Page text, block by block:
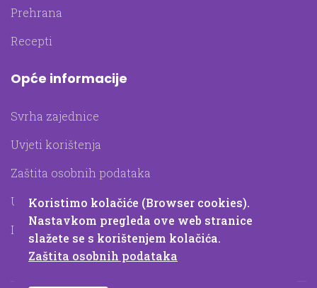
Prehrana
Recepti
Opće informacije
Svrha zajednice
Uvjeti korištenja
Zaštita osobnih podataka
Upotreba kolačića
Impressum
Koristimo kolačiće (Browser cookies).
Nastavkom pregleda ove web stranice
slažete se s korištenjem kolačića.
Zaštita osobnih podataka